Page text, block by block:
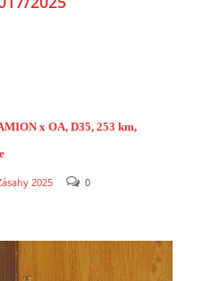
x OA, D35, 253 km,
2025 0